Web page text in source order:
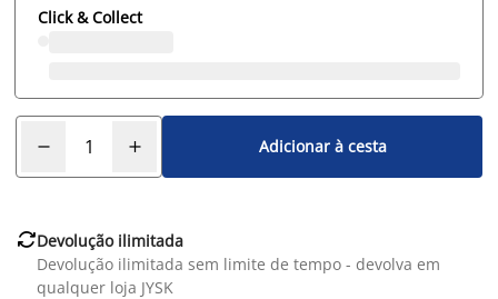
Click & Collect
Adicionar à cesta
Devolução ilimitada
Devolução ilimitada sem limite de tempo - devolva em
qualquer loja JYSK